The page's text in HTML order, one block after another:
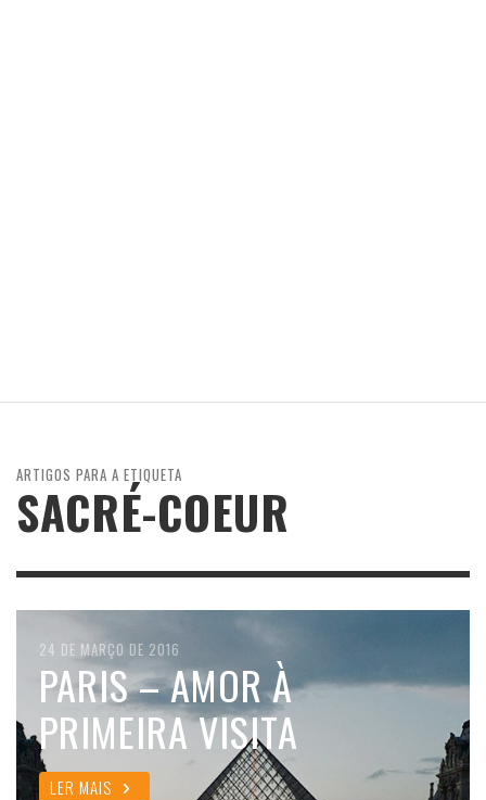
ARTIGOS PARA A ETIQUETA
SACRÉ-COEUR
24 DE MARÇO DE 2016
PARIS – AMOR À
PRIMEIRA VISITA
LER MAIS